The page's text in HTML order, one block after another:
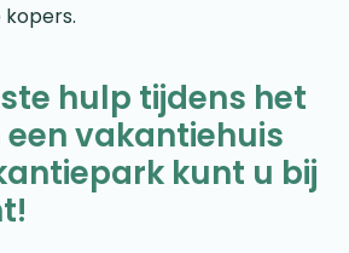
hulp tijdens het
vakantiehuis
kunt u bij